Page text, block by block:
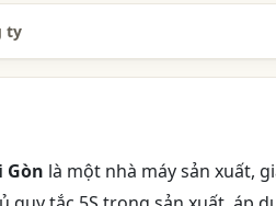
ty
Gòn là một nhà máy sản xuất,